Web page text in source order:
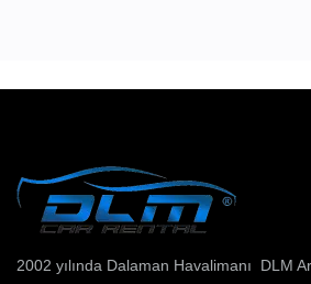
2002 yılında Dalaman Havalimanı DLM